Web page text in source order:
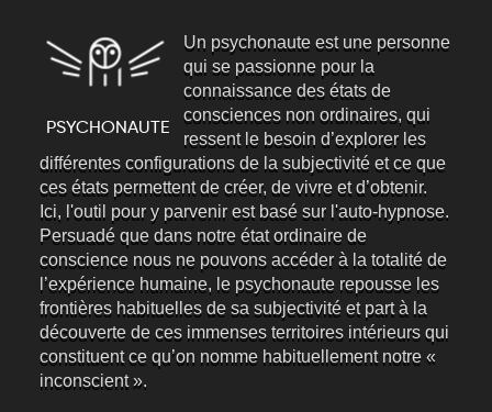
Un psychonaute est une personne
qui se passionne pour la
connaissance des états de
consciences non ordinaires, qui
ressent le besoin d’explorer les
différentes configurations de la subjectivité et ce que
ces états permettent de créer, de vivre et d’obtenir.
Ici, l'outil pour y parvenir est basé sur l'auto-hypnose.
Persuadé que dans notre état ordinaire de
conscience nous ne pouvons accéder à la totalité de
l’expérience humaine, le psychonaute repousse les
frontières habituelles de sa subjectivité et part à la
découverte de ces immenses territoires intérieurs qui
constituent ce qu’on nomme habituellement notre «
inconscient ».